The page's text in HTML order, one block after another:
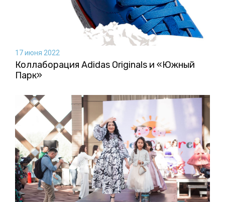
17 июня 2022
Коллаборация Аdidas Originals и «Южный
Парк»